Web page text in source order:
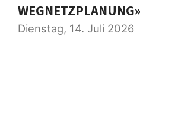
WEGNETZPLANUNG»
Dienstag, 14. Juli 2026